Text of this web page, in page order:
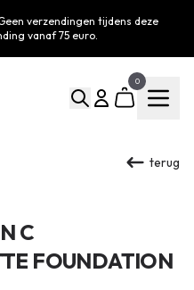
verzendingen tijdens deze
vanaf 75 euro.
0
terug
C
FOUNDATION